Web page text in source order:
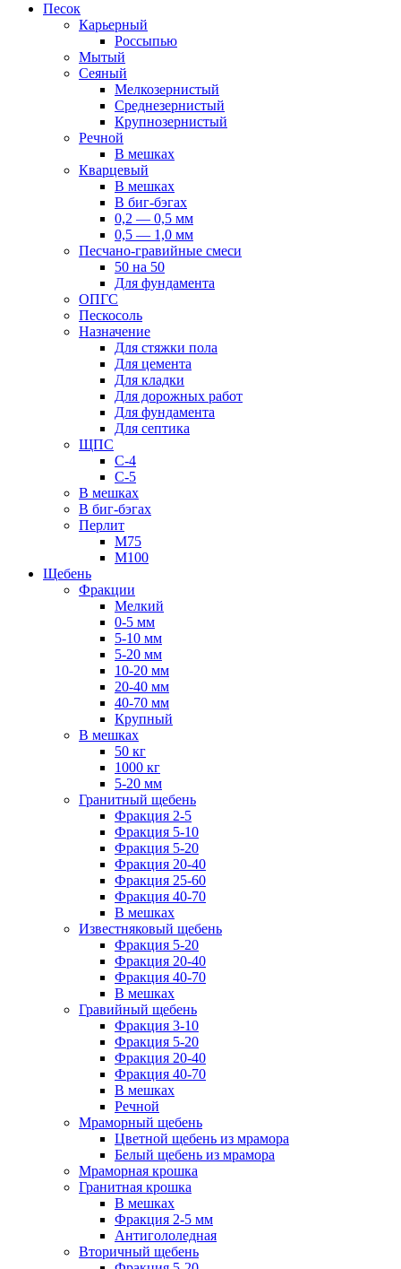
Песок
Карьерный
Россыпью
Мытый
Сеяный
Мелкозернистый
Среднезернистый
Крупнозернистый
Речной
В мешках
Кварцевый
В мешках
В биг-бэгах
0,2 — 0,5 мм
0,5 — 1,0 мм
Песчано-гравийные смеси
50 на 50
Для фундамента
ОПГС
Пескосоль
Назначение
Для стяжки пола
Для цемента
Для кладки
Для дорожных работ
Для фундамента
Для септика
ЩПС
С-4
С-5
В мешках
В биг-бэгах
Перлит
М75
М100
Щебень
Фракции
Мелкий
0-5 мм
5-10 мм
5-20 мм
10-20 мм
20-40 мм
40-70 мм
Крупный
В мешках
50 кг
1000 кг
5-20 мм
Гранитный щебень
Фракция 2-5
Фракция 5-10
Фракция 5-20
Фракция 20-40
Фракция 25-60
Фракция 40-70
В мешках
Известняковый щебень
Фракция 5-20
Фракция 20-40
Фракция 40-70
В мешках
Гравийный щебень
Фракция 3-10
Фракция 5-20
Фракция 20-40
Фракция 40-70
В мешках
Речной
Мраморный щебень
Цветной щебень из мрамора
Белый щебень из мрамора
Мраморная крошка
Гранитная крошка
В мешках
Фракция 2-5 мм
Антигололедная
Вторичный щебень